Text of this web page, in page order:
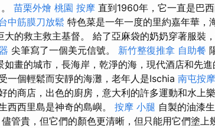
苗栗外燴 桃園 按摩 直到1960年，它一直是巴
中筋膜刀放鬆 特色菜是一年一度的里約嘉年華，
大的救主救主基督。 給了亞麻袋的奶奶穿著服裝
尖筆寫了一個美元信號。 新竹整復推拿 自助餐
畫的城市，長海岸，乾淨的海，現代酒店和先進
一個輕鬆而安靜的海灘，老年人是Ischia 南屯按摩
的商店，出色的廚房，意大利的許多運動和水上
西西里島是神奇的島嶼。 按摩 小腿 自製的油漆
儘管貴，但它們的顏色更清晰，但只能用它們塗上